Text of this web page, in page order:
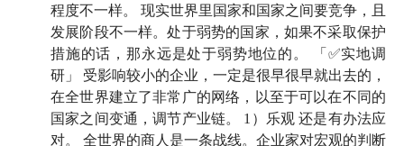
跑师曾长期工作和生活在东南亚，目前常驻中国香港，
她对这些「容易被忽略的角色」有着非常细腻的观察与
共情。 而这些，从更宏观地看，也许恰恰能够帮助我们
理解——作为普通人，作为不总站在聚光灯下的「小角
色」，在这场变化之中，我们还能怎么做判断、做选
程度不一样。 现实世界里国家和国家之间要竞争，且
发展阶段不一样。处于弱势的国家，如果不采取保护
措施的话，那永远是处于弱势地位的。 「✅实地调
研」 受影响较小的企业，一定是很早很早就出去的，
在全世界建立了非常广的网络，以至于可以在不同的
国家之间变通，调节产业链。 1）乐观 还是有办法应
对。 全世界的商人是一条战线。企业家对宏观的判断